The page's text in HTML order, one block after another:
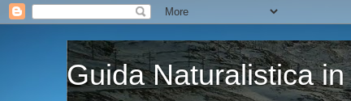
Guida Naturalistica